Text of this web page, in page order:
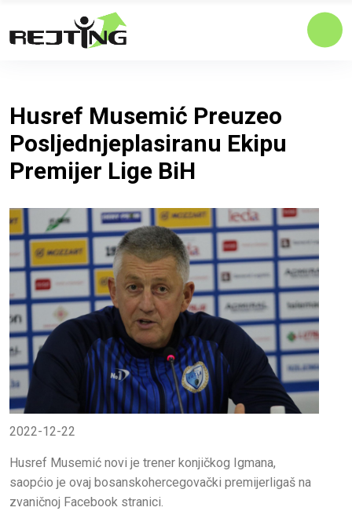
Husref Musemić Preuzeo
Posljednjeplasiranu Ekipu
Premijer Lige BiH
2022-12-22
Husref Musemić novi je trener konjičkog Igmana,
saopćio je ovaj bosanskohercegovački premijerligaš na
zvaničnoj Facebook stranici.